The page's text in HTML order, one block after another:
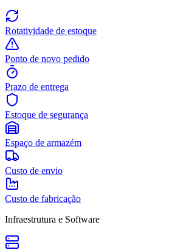
Rotatividade de estoque
Ponto de novo pedido
Prazo de entrega
Estoque de segurança
Espaço de armazém
Custo de envio
Custo de fabricação
Infraestrutura e Software